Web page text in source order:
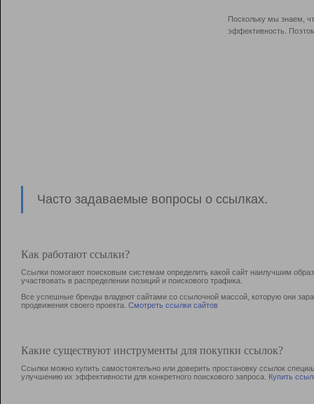
Поскольку мы знаем,
эффективность.
Часто задаваемые вопросы о ссылках.
Как работают ссылки?
Ссылки помогают поисковым системам определить какой сайт наилучшим
участвовать в раcпределении позиций и поискового трафика.
Все успешные бренды владеют сайтами со ссылочной массой, которую они
продвижения своего проекта. Смотреть ссылки сайтов
Какие существуют инструменты для покупки ссылок?
Ссылки можно купить самостоятельно или доверить простановку ссылок
улучшению их эффективности для конкретного поискового запроса. Купить